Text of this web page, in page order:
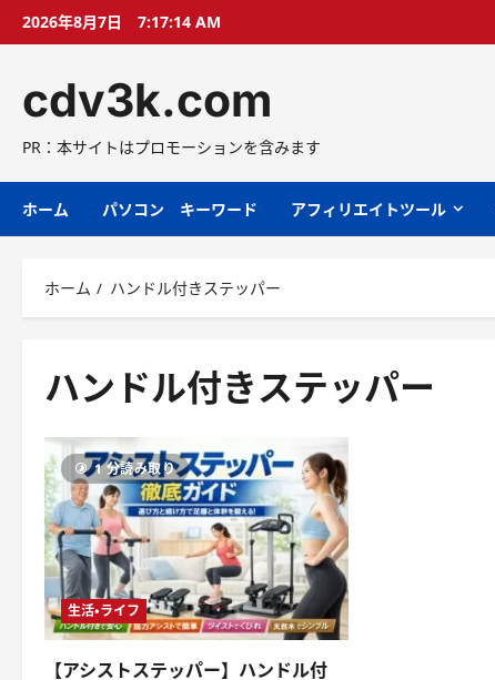
プ
2026年8月7日 7:17:15 AM
cdv3k.com
PR：本サイトはプロモーションを含みます
ホーム パソコン キーワード アフィリエイトツール
ホーム ハンドル付きステッパー
ハンドル付きステッパー
1 分読み取り
生活・ライフ
【アシストステッパー】ハンドル付